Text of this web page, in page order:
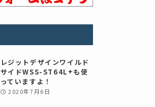
レジットデザインワイルド
サイドWSS-ST64L+も使
っていますよ！
2020年7月6日